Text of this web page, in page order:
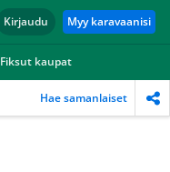
Kirjaudu Myy karavaanisi
Fiksut kaupat
Hae samanlaiset